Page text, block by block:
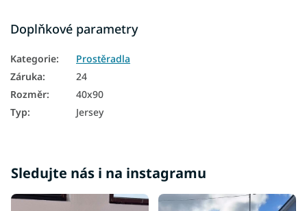
Doplňkové parametry
Kategorie:
Prostěradla
Záruka:
24
Rozměr:
40x90
Typ: Jersey
Sledujte nás i na instagramu